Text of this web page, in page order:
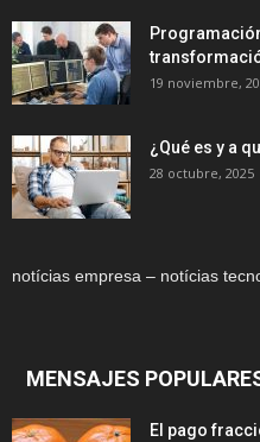
19 noviembre,
¿Qué es y a
28 octubre, 2025
notícias empresa – notícias
MENSAJES
El pago